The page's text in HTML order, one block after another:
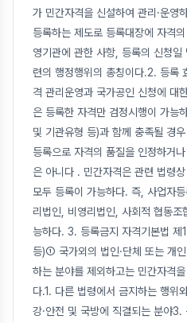
가 민간자격을 신설하여 관리·운영
등록하는 제도로 등록대장에 자격
영기관에 관한 사항, 등록의 신청
련의 행정행위의 총칭이다.2. 등록
격 관리운영과 국가공인 신청에 대
은 등록한 자격만 검정시행이 가능
및 기관유형 등)과 함께 충족될 경
등록으로 자격의 품질을 인정하거
은 아니다 . 민간자격은 관련 법령
모두 등록이 가능하다. 즉, 사업자
리법인, 비영리법인, 사회적 협동
능하다. 3. 등록금지 자격기본법
등)① 국가외의 법인·단체 또는 개
하는 분야를 제외하고는 민간자격
다.1. 다른 법령에서 금지하는 행위
강·안전 및 국방에 직결되는 분야